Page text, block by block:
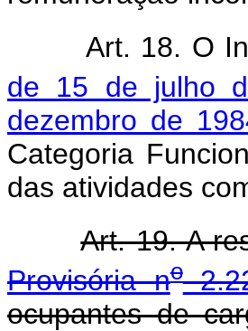
Art. 18. O
de 15 de julho
dezembro de
Categoria
das atividades
Art. 19. A
Provisória no
ocupantes de